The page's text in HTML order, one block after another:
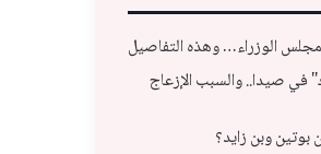
الوزراء… وهذه التفاصيل
صيدا.. والسبب الإزعاج
بوتين وبن زايد؟